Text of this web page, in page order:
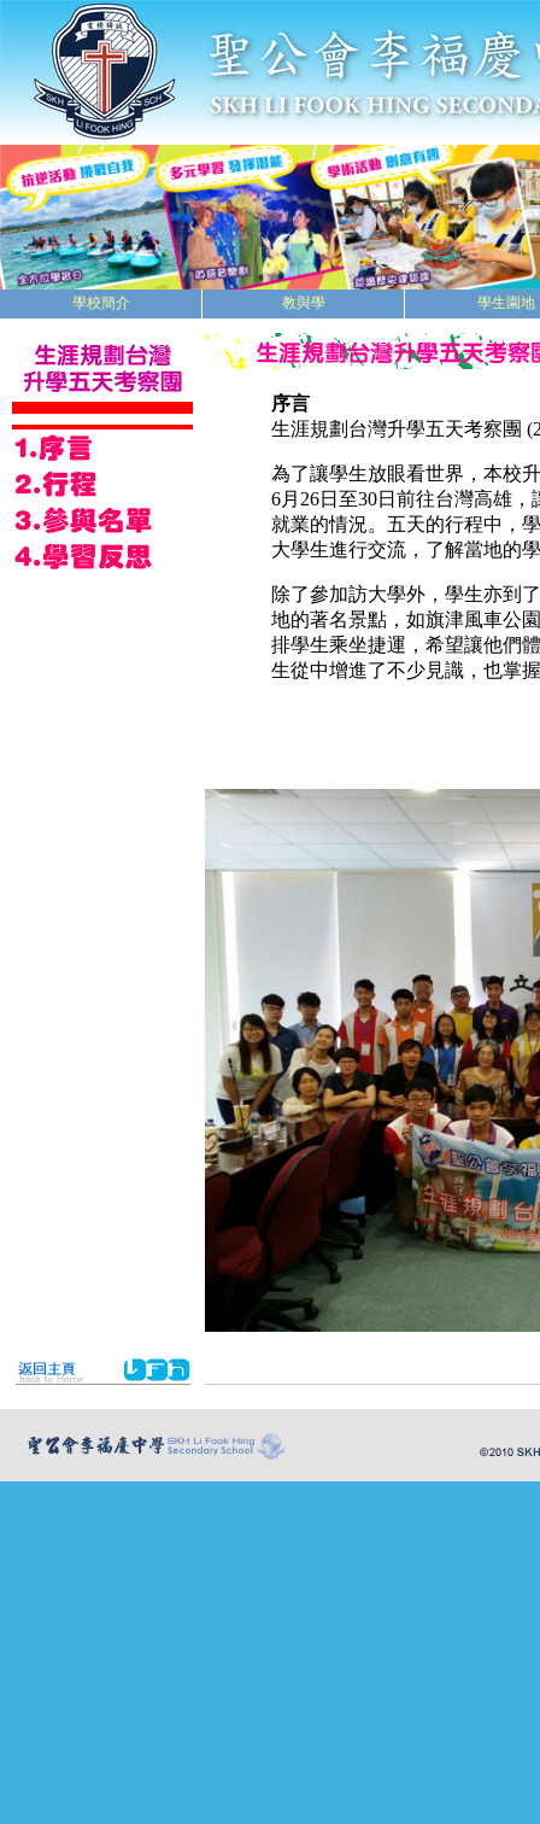
學校簡介 教與學 學生園地
序言
生涯規劃台灣升學五天考察團
為了讓學生放眼看世界，本校
6月26日至30日前往台灣高雄
就業的情況。五天的行程中，
大學生進行交流，了解當地的
除了參加訪大學外，學生亦到
地的著名景點，如旗津風車公
排學生乘坐捷運，希望讓他們
生從中增進了不少見識，也掌